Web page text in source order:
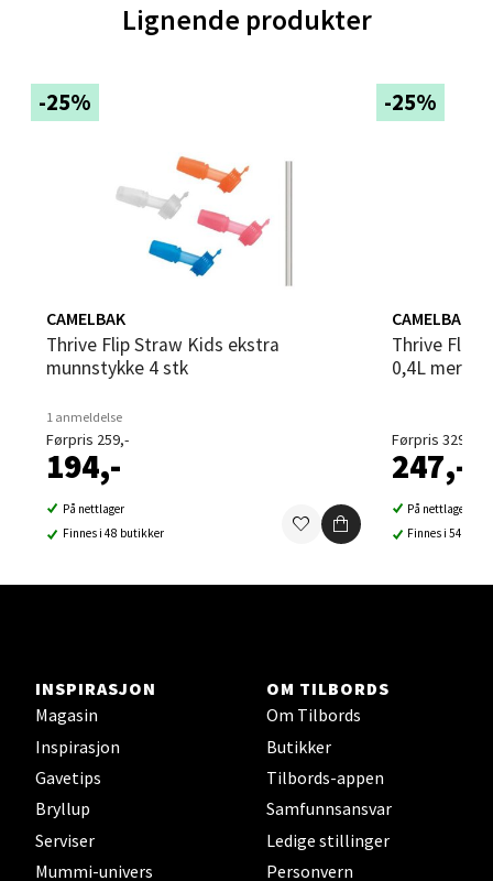
Lignende produkter
-25%
CAMELBAK
Thrive Flip Straw Kids ekstra
munnstykke 4 stk
1 anmeldelse
Førpris 259,-
194,-
På nettlager
Finnes i 48 butikker
-25%
CAMELBAK
Thrive Flip Straw Kids drikkeflaske
0,4L
Førpris 329,-
247,-
På nettlager
Finnes i 54
INSPIRASJON
Magasin
Inspirasjon
Gavetips
Bryllup
Serviser
Mummi-univers
OM TILBORDS
Om Tilbords
Butikker
Tilbords-appen
Samfunnsansvar
Ledige stillinger
Personvern
0 i butikk
Velg
Kristiansund - Futura
Industriveien 17, 6517 Kristiansund
Åpent i dag 10-20
Velg
Strømmen - Thon Senter Strømmen
Støperivn. 5, 2010 Strømmen
Åpent i dag 10-21
Jessheim - Thon Senter Jessheim
Storgata 6, 2050 Jessheim
Åpent i dag 10-21